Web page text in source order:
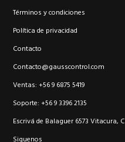
Términos y condiciones
Política de privacidad
Contacto
Contacto@gausscontrol.com
Ventas: +56 9 6875 5419
Soporte: +56 9 3396 2135
Escrivá de Balaguer 6573 Vitacura,
Siguenos